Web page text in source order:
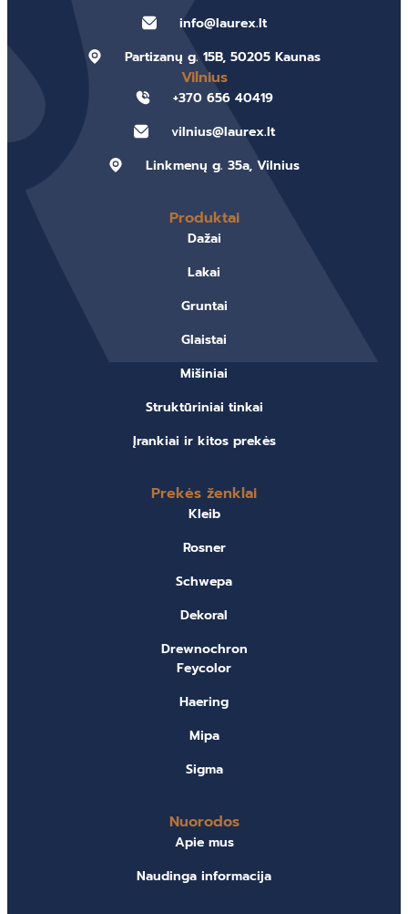
info@laurex.lt
Partizanų g. 15B, 50205 Kaunas
Vilnius
+370 656 40419
vilnius@laurex.lt
Linkmenų g. 35a, Vilnius
Produktai
Dažai
Lakai
Gruntai
Glaistai
Mišiniai
Struktūriniai tinkai
Įrankiai ir kitos prekės
Prekės ženklai
Kleib
Rosner
Schwepa
Dekoral
Drewnochron
Feycolor
Haering
Mipa
Sigma
Nuorodos
Apie mus
Naudinga informacija